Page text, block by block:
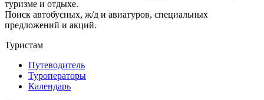
туризме и отдыхе.
Поиск автобусных, ж/д и авиатуров, специальных
предложений и акций.
Туристам
Путеводитель
Туроператоры
Календарь